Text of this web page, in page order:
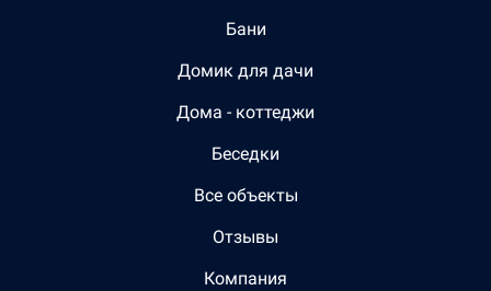
Бани
Домик для дачи
Дома - коттеджи
Беседки
Все объекты
Отзывы
Компания